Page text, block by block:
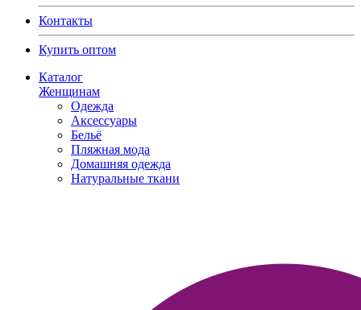
Контакты
Купить оптом
Каталог
Женщинам
Одежда
Аксессуары
Бельё
Пляжная мода
Домашняя одежда
Натуральные ткани